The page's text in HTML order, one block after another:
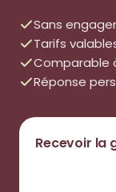
Sans
Tarifs
Comparable
Réponse
Recevoir la